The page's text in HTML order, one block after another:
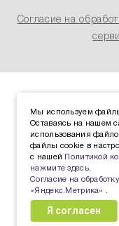
Согласие на
Мы используем
Оставаясь на нашем
использования
файлы cookie в
с нашей
Политикой
нажмите здесь.
Согласие на
«Яндекс.Метрика» .
Я согласен